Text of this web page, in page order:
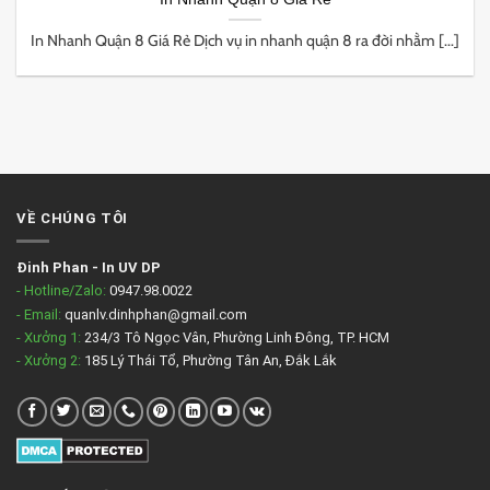
In Nhanh Quận 8 Giá Rẻ Dịch vụ in nhanh quận 8 ra đời nhằm [...]
VỀ CHÚNG TÔI
Đinh Phan - In UV DP
- Hotline/Zalo: 0947.98.0022
- Email: quanlv.dinhphan@gmail.com
- Xưởng 1: 234/3 Tô Ngọc Vân, Phường Linh Đông, TP. HCM
- Xưởng 2: 185 Lý Thái Tổ, Phường Tân An, Đắk Lắk